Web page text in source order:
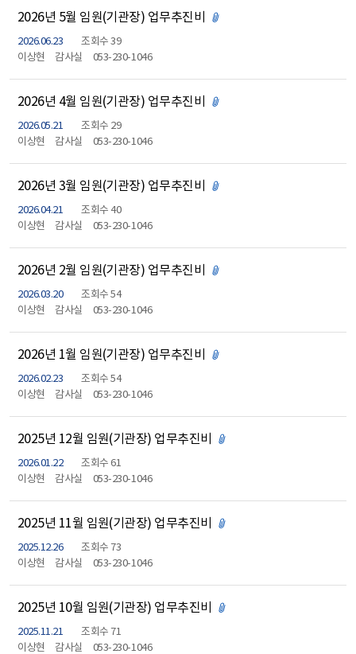
2026년 5월 임원(기관장) 업무추진비 첨부파일 있음
2026.06.23
조회수 39
이상현
감사실 053-230-1046
2026년 4월 임원(기관장) 업무추진비 첨부파일 있음
2026.05.21
조회수 29
이상현
감사실 053-230-1046
2026년 3월 임원(기관장) 업무추진비 첨부파일 있음
2026.04.21
조회수 40
이상현
감사실 053-230-1046
2026년 2월 임원(기관장) 업무추진비 첨부파일 있음
2026.03.20
조회수 54
이상현
감사실 053-230-1046
2026년 1월 임원(기관장) 업무추진비 첨부파일 있음
2026.02.23
조회수 54
이상현
감사실 053-230-1046
2025년 12월 임원(기관장) 업무추진비 첨부파일 있음
2026.01.22
조회수 61
이상현
감사실 053-230-1046
2025년 11월 임원(기관장) 업무추진비 첨부파일 있음
2025.12.26
조회수 73
이상현
감사실 053-230-1046
2025년 10월 임원(기관장) 업무추진비 첨부파일 있음
2025.11.21
조회수 71
이상현
감사실 053-230-1046